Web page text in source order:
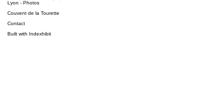
Lyon - Photos
Couvent de la Tourette
Contact
Built with Indexhibit